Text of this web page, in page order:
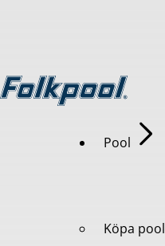
Pool
Köpa pool